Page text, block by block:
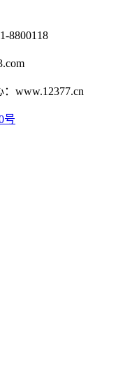
8800118
www.12377.cn
号